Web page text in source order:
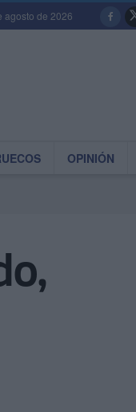
agosto de 2026
OPINIÓN